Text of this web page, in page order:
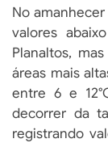
No
valores
Planaltos,
áreas mais
entre 6 e
decorrer da
registrando